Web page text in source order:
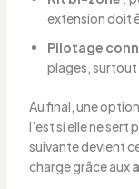
extension doit
Pilotage
plages, surtout
Au final, une
l’est si elle ne sert
suivante devient
charge grâce aux